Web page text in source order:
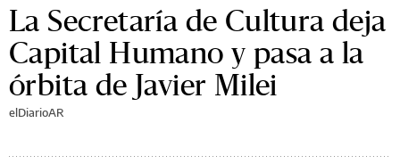
La Secretaría de Cultura deja
Capital Humano y pasa a la
órbita de Javier Milei
elDiarioAR